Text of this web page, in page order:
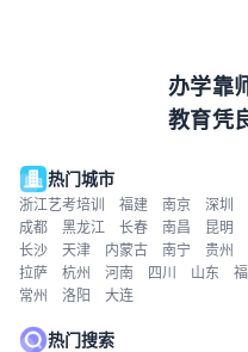
办学靠
教育凭
热门城市
浙江艺考培训 福建 南京 深圳
成都
黑龙江 长春 南昌 昆明
长沙
天津 内蒙古 南宁 贵州
拉萨
杭州 河南 四川 山东
常州
洛阳 大连
热门搜索